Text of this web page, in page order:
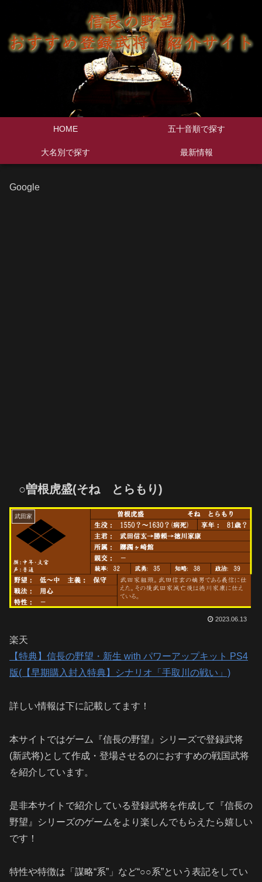
HOME 五十音順で探す
大名別で探す 最新情報
Google
○曽根虎盛(そね とらもり)
武田家
2023.06.13
楽天
【特典】信長の野望・新生 with パワーアップキット PS4
版(【早期購入封入特典】シナリオ「手取川の戦い」)
詳しい情報は下に記載してます！
本サイトではゲーム『信長の野望』シリーズで登録武将
(新武将)として作成・登場させるのにおすすめの戦国武将
を紹介しています。
是非本サイトで紹介している登録武将を作成して『信長の
野望』シリーズのゲームをより楽しんでもらえたら嬉しい
です！
特性や特徴は「謀略“系”」など“○○系”という表記をしてい